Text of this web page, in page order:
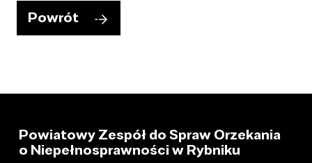
Powrót
Powiatowy Zespół do Spraw Orzekania
o Niepełnosprawności w Rybniku